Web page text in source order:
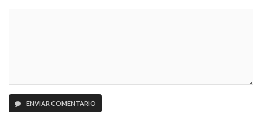
ENVIAR COMENTARIO